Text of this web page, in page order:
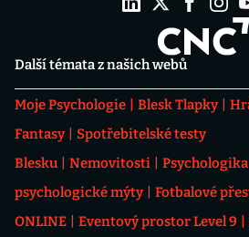
Další témata z našich webů
Moje Psychologie Blesk Tlapky
Fantasy
Spotřebitelské testy
Blesku
Nemovitosti
psychologické mýty
Fotbalové
ONLINE
Eventový prostor Level 9